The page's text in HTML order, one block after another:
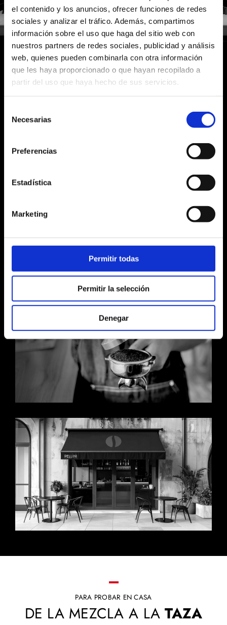
el contenido y los anuncios, ofrecer funciones de redes
sociales y analizar el tráfico. Además, compartimos
información sobre el uso que haga del sitio web con
nuestros partners de redes sociales, publicidad y análisis
web, quienes pueden combinarla con otra información
que les haya proporcionado o que hayan recopilado a
partir del uso que haya hecho de sus servicios.
Necesarias
Preferencias
Estadística
Marketing
Permitir todas
Permitir la selección
Denegar
LOS MOTIVOS PARA ELEGIRNOS
Nuestra mezclas encierran la pasión y la
cada taza en una experiencia de exquisito placer.
viaje sensorial inigualable, a base de calidad
CONTÁCTANOS
PARA PROBAR EN CASA
DE LA MEZCLA A LATAZA
CAFFÉ PELLINI
for:
CAFFÉ PELLINI
for: